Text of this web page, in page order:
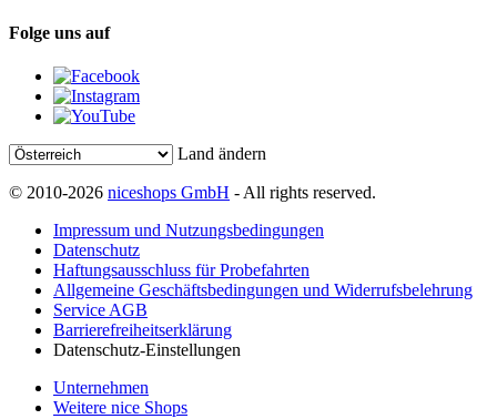
Folge uns auf
Land ändern
© 2010-2026 niceshops GmbH - All rights reserved.
Impressum und Nutzungsbedingungen
Datenschutz
Haftungsausschluss für Probefahrten
Allgemeine Geschäftsbedingungen und Widerrufsbelehrung
Service AGB
Barrierefreiheitserklärung
Datenschutz-Einstellungen
Unternehmen
Weitere nice Shops